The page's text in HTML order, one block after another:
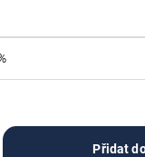
Přidat